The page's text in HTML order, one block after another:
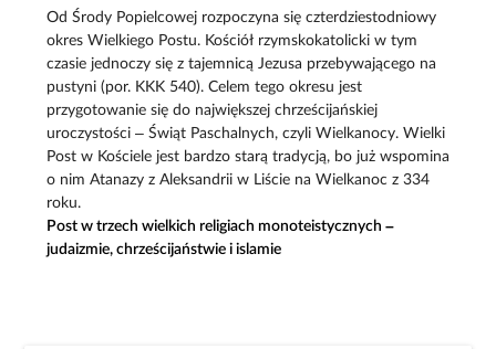
Od Środy Popielcowej rozpoczyna się czterdziestodniowy
okres Wielkiego Postu. Kościół rzymskokatolicki w tym
czasie jednoczy się z tajemnicą Jezusa przebywającego na
pustyni (por. KKK 540). Celem tego okresu jest
przygotowanie się do największej chrześcijańskiej
uroczystości – Świąt Paschalnych, czyli Wielkanocy. Wielki
Post w Kościele jest bardzo starą tradycją, bo już wspomina
o nim Atanazy z Aleksandrii w Liście na Wielkanoc z 334
roku.
Post w trzech wielkich religiach monoteistycznych –
judaizmie, chrześcijaństwie i islamie